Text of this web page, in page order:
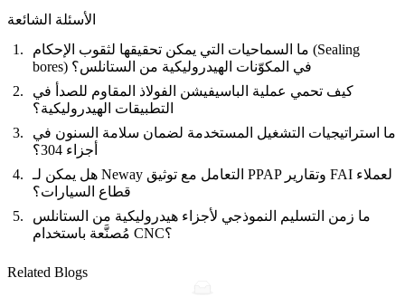
الأسئلة الشائعة
ما السماحيات التي يمكن تحقيقها لثقوب الإحكام (Sealing
bores) في المكوّنات الهيدروليكية من الستانلس؟
كيف تحمي عملية الباسيفيشن الفولاذ المقاوم للصدأ في
التطبيقات الهيدروليكية؟
ما استراتيجيات التشغيل المستخدمة لضمان سلامة السنون في
أجزاء 304؟
هل يمكن لـ Neway التعامل مع توثيق PPAP وتقارير FAI لعملاء
قطاع السيارات؟
ما زمن التسليم النموذجي لأجزاء هيدروليكية من الستانلس
مُصنَّعة باستخدام CNC؟
Related Blogs